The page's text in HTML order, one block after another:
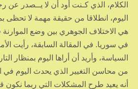
الكلام، الذي كـنت أود أن لا يــصدر عن
اليوم، انطلاقا من حقيقة مهمة لا تحظى
هي الاختلاف الجوهري بين وضع الموارنة
في سوريا. في المقالة السابقة، رأيت
السياسة، وأريد أن أراها اليوم بمنظار
من محاسن التغيير الذي يحدث اليوم في
أنه يعيد طرح المشكلات التي ربما نكون